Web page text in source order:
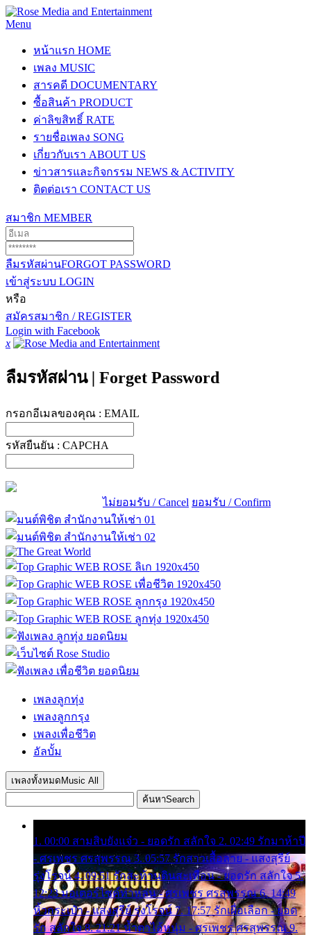
Menu
หน้าแรก HOME
เพลง MUSIC
สารคดี DOCUMENTARY
ซื้อสินค้า PRODUCT
ค่าลิขสิทธิ์ RATE
รายชื่อเพลง SONG
เกี่ยวกับเรา ABOUT US
ข่าวสารและกิจกรรม NEWS & ACTIVITY
ติดต่อเรา CONTACT US
สมาชิก MEMBER
ลืมรหัสผ่านFORGOT PASSWORD
เข้าสู่ระบบ LOGIN
หรือ
สมัครสมาชิก / REGISTER
Login with Facebook
x
ลืมรหัสผ่าน | Forget Password
กรอกอีเมลของคุณ : EMAIL
รหัสยืนยัน : CAPCHA
ไม่ยอมรับ / Cancel ยอมรับ / Confirm
เพลงลูกทุ่ง
เพลงลูกกรุง
เพลงเพื่อชีวิต
อัลบั้ม
เพลงทั้งหมด Music All
ค้นหาSearch
1. 00:00 สามสิบยังแจ๋ว - ยอดรัก สลักใจ 2. 02:49 รักมาห้าปี
- ศรเพชร ศรสุพรรณ 3. 05:57 รักสาวเสื้อลาย - แสงสุรีย์
รุ่งโรจน์ 4. 09:51 รักสะท้านดินสะเทือน - ยอดรัก สลักใจ 5.
12:23 มอเตอร์ไซค์ทำหล่น - ศรเพชร ศรสุพรรณ 6. 14:49
หิ้วกระเป๋า - แสงสุรีย์ รุ่งโรจน์ 7. 17:57 รักเผื่อเลือก - ยอด
รัก สลักใจ 8. 21:21 น้ำตาไอ้หนุ่ม - ศรเพชร ศรสุพรรณ 9.